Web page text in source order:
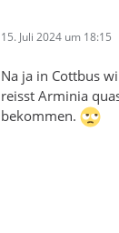
15. Juli 2024 um 18:15
Na ja in Cottbus
reisst Arminia
bekommen.